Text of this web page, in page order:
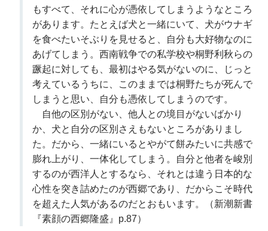
もすべて、それに心が憑依してしまうようなところ
があります。たとえば犬と一緒にいて、犬がウナギ
を食べたいそぶりを見せると、自分も大好物なのに
あげてしまう。西南戦争での私学校や桐野利秋らの
蹶起に対しても、最初はやる気がないのに、じっと
考えているうちに、このままでは桐野たちが死んで
しまうと思い、自分も憑依してしまうのです。
自他の区別がない、他人との境目がないばかり
か、犬と自分の区別さえもないところがありまし
た。だから、一緒にいるとやがて餅みたいに共感で
膨れ上がり、一体化してしまう。自分と他者を峻別
するのが西洋人とするなら、それとは違う日本的な
心性を突き詰めたのが西郷であり、だからこそ時代
を超えた人気があるのだとおもいます。（新潮新書
『素顔の西郷隆盛』p.87）